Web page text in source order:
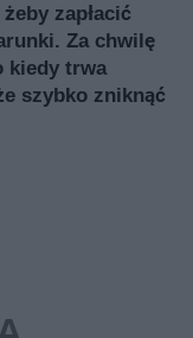
zapłacić
Za chwilę
kiedy trwa
szybko zniknąć